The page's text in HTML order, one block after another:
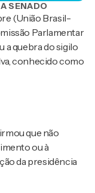
SENADO
(União Brasil-
Parlamentar
a quebra do sigilo
conhecido como
que não
ou à
da presidência